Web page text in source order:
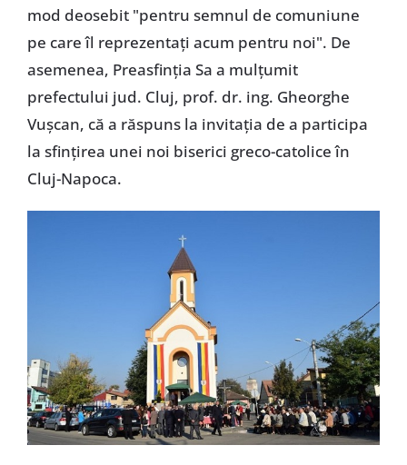
mod deosebit "pentru semnul de comuniune
pe care îl reprezentați acum pentru noi". De
asemenea, Preasfinția Sa a mulțumit
prefectului jud. Cluj, prof. dr. ing. Gheorghe
Vușcan, că a răspuns la invitația de a participa
la sfințirea unei noi biserici greco-catolice în
Cluj-Napoca.